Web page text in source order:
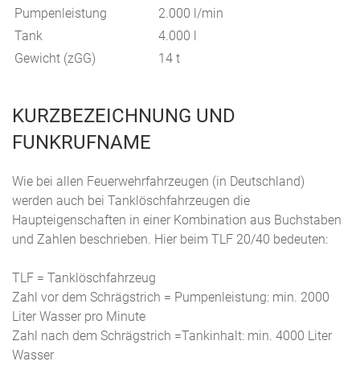
Pumpenleistung
2.000 l/min
Tank
4.000 l
Gewicht (zGG)
14 t
KURZBEZEICHNUNG UND
FUNKRUFNAME
Wie bei allen Feuerwehrfahrzeugen (in Deutschland)
werden auch bei Tanklöschfahrzeugen die
Haupteigenschaften in einer Kombination aus Buchstaben
und Zahlen beschrieben. Hier beim TLF 20/40 bedeuten:
TLF = Tanklöschfahrzeug
Zahl vor dem Schrägstrich = Pumpenleistung: min. 2000
Liter Wasser pro Minute
Zahl nach dem Schrägstrich =Tankinhalt: min. 4000 Liter
Wasser